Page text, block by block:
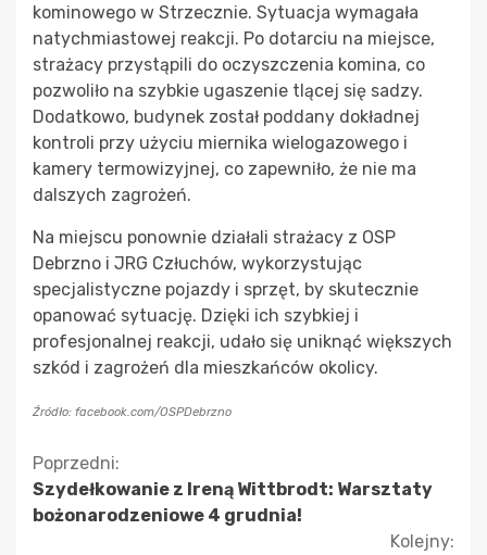
kominowego w Strzecznie. Sytuacja wymagała
natychmiastowej reakcji. Po dotarciu na miejsce,
strażacy przystąpili do oczyszczenia komina, co
pozwoliło na szybkie ugaszenie tlącej się sadzy.
Dodatkowo, budynek został poddany dokładnej
kontroli przy użyciu miernika wielogazowego i
kamery termowizyjnej, co zapewniło, że nie ma
dalszych zagrożeń.
Na miejscu ponownie działali strażacy z OSP
Debrzno i JRG Człuchów, wykorzystując
specjalistyczne pojazdy i sprzęt, by skutecznie
opanować sytuację. Dzięki ich szybkiej i
profesjonalnej reakcji, udało się uniknąć większych
szkód i zagrożeń dla mieszkańców okolicy.
Źródło: facebook.com/OSPDebrzno
Kontynuuj
czytanie
Poprzedni:
Szydełkowanie z Ireną Wittbrodt: Warsztaty
bożonarodzeniowe 4 grudnia!
Kolejny: